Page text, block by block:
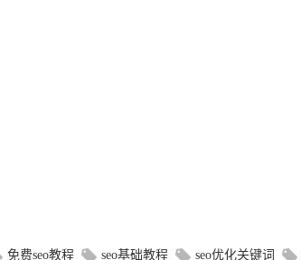
免费seo教程 seo基础教程 seo优化关键词